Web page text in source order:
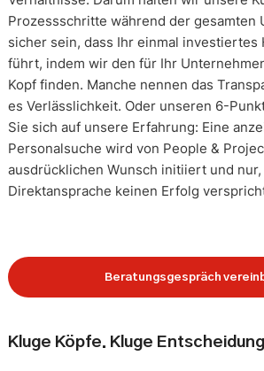
Prozessschritte während der gesamten
sicher sein, dass Ihr einmal investiertes
führt, indem wir den für Ihr
Kopf finden. Manche nennen das
es Verlässlichkeit. Oder unseren 6-
Sie sich auf unsere Erfahrung: Eine
Personalsuche wird von People &
ausdrücklichen Wunsch initiiert und
Direktansprache keinen Erfolg
Beratungsgespräch
Kluge Köpfe. Kluge